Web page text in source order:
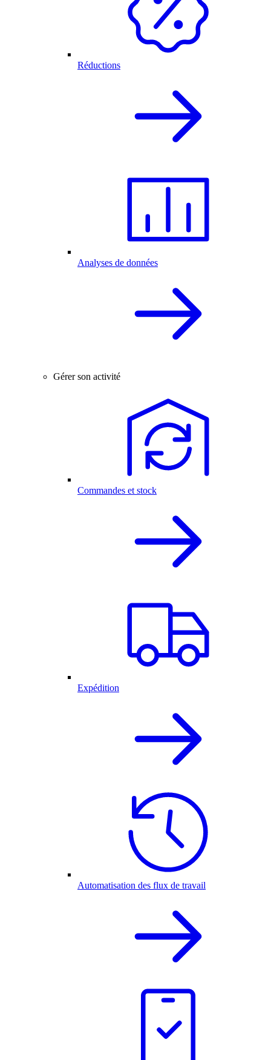
Réductions
Analyses de données
Gérer son activité
Commandes et stock
Expédition
Automatisation des flux de travail